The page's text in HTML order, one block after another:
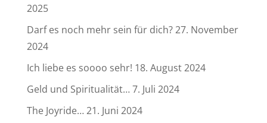
2025
Darf es noch mehr sein für dich?27. November
2024
Ich liebe es soooo sehr! 18. August 2024
Geld und Spiritualität…7. Juli 2024
The Joyride…21. Juni 2024